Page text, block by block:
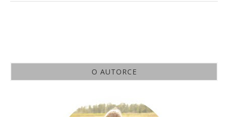
O AUTORCE